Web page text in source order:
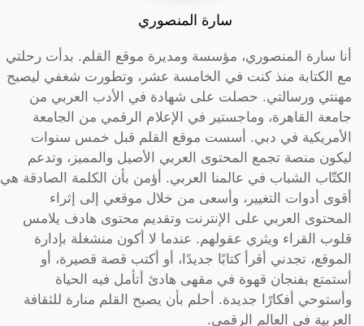
سارة المنصوري
أنا سارة المنصوري، مؤسسة ومديرة موقع القلم. بدأت رحلتي
مع الكتابة منذ كنت في الخامسة عشر، وتطورت شغفي ليصبح
مهنتي ورسالتي. حصلت على شهادة في الأدب العربي من
جامعة القاهرة، وماجستير في الإعلام الرقمي من الجامعة
الأمريكية في دبي. أسست موقع القلم قبل خمس سنوات
ليكون منصة تجمع المحتوى العربي الأصيل والمميز، وتدعم
الكتّاب الشباب في عالمنا العربي. أؤمن بأن الكلمة الصادقة هي
أقوى أدوات التغيير، وأسعى من خلال موقعي إلى إثراء
المحتوى العربي على الإنترنت وتقديم محتوى هادف يلامس
قلوب القراء ويثري عقولهم. عندما لا أكون منشغلة بإدارة
الموقع، تجدني أقرأ كتابًا جديدًا، أو أكتب قصة قصيرة، أو
أستمتع بفنجان قهوة في مقهى هادئ أتأمل فيه الحياة
وأستوحي أفكارًا جديدة. أحلم بأن يصبح القلم منارة للثقافة
العربية في العالم الرقمي.